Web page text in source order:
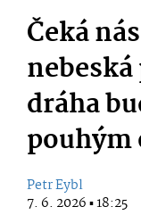
Čeká
dráha
pouhým
Petr Eybl
7. 6. 2026 ▪ 18:25